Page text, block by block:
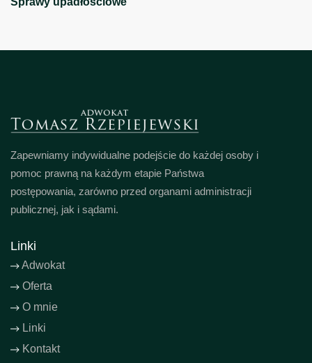
Zapewniamy indywidualne podejście do każdej osoby i
pomoc prawną na każdym etapie Państwa
postępowania, zarówno przed organami administracji
publicznej, jak i sądami.
Linki
Adwokat
Oferta
O mnie
Linki
Kontakt